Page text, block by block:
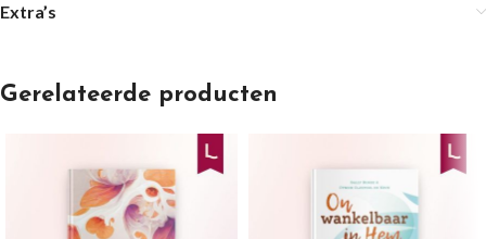
Extra’s
Gerelateerde producten